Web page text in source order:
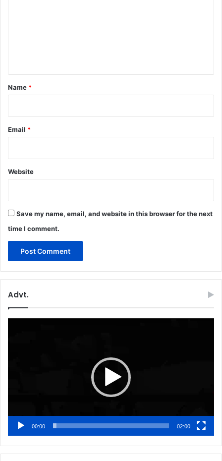
*
Name *
Email *
Website
Save my name, email, and website in this browser for the next
time I comment.
Advt.
00:00 02:00